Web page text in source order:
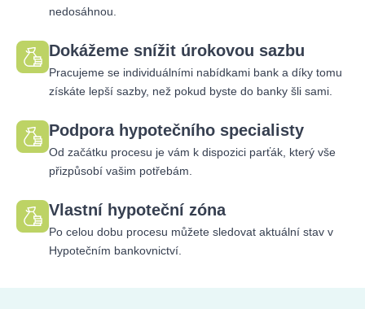
nedosáhnou.
Dokážeme snížit úrokovou sazbu
Pracujeme se individuálními nabídkami bank a díky tomu
získáte lepší sazby, než pokud byste do banky šli sami.
Podpora hypotečního specialisty
Od začátku procesu je vám k dispozici parťák, který vše
přizpůsobí vašim potřebám.
Vlastní hypoteční zóna
Po celou dobu procesu můžete sledovat aktuální stav v
Hypotečním bankovnictví.